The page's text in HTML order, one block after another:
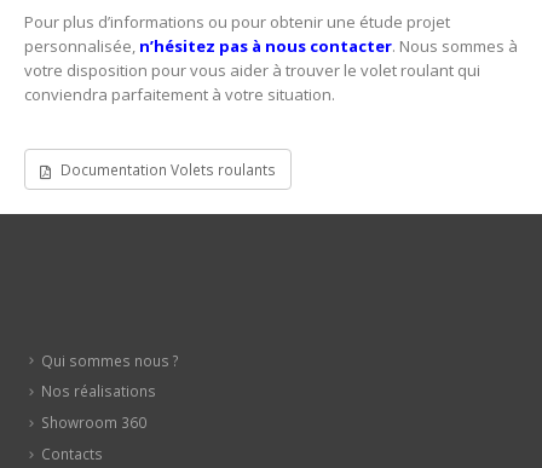
Pour plus d’informations ou pour obtenir une étude projet
personnalisée, n’hésitez pas à nous contacter. Nous sommes à
votre disposition pour vous aider à trouver le volet roulant qui
conviendra parfaitement à votre situation.
Documentation Volets roulants
Qui sommes nous ?
Nos réalisations
Showroom 360
Contacts